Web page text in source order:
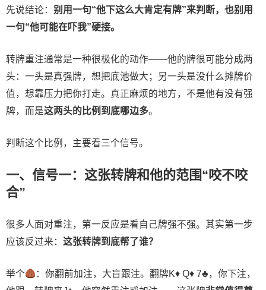
先说结论： 别用一句“他下这么大肯定有牌”来判断，也别用
一句“他可能在吓我”硬接。
转牌重注通常是一种很极化的动作——他的牌很可能分成两
头：一头是真强牌，想把底池做大；另一头是没什么摊牌价
值，想靠压力把你打走。真正麻烦的地方，不是他有没有强
牌，而是这两头的比例到底哪边多。
判断这个比例，主要看三个信号。
一、信号一：这张转牌和他的范围“咬不咬
合”
很多人面对重注，第一反应是看自己牌强不强。其实第一步
应该反过来： 这张转牌到底帮了谁？
举个 ：你翻前加注，大盲跟注。翻牌K♦Q♦7♣，你下注，